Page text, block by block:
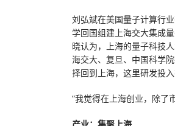
刘弘斌在美国量子计算行
学回国组建上海交大集成
晓认为，上海的量子科技
海交大、复旦、中国科学
择回到上海，这里研发投
“我觉得在上海创业，除了